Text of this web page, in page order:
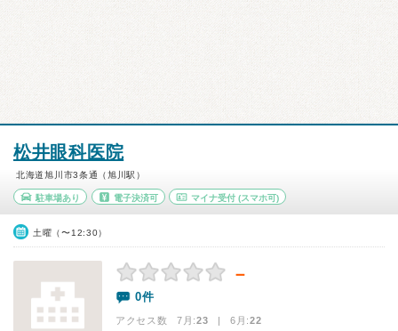
松井眼科医院
北海道旭川市3条通（旭川駅）
駐車場あり 電子決済可 マイナ受付 (スマホ可)
土曜（〜12:30）
－
0件
アクセス数 7月:23 | 6月:22